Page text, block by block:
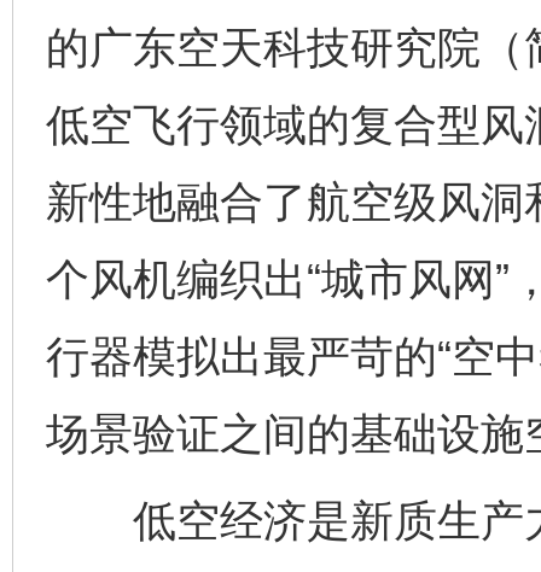
的广东空天科技研究院
低空飞行领域的复合型
新性地融合了航空级风
个风机编织出“城市风网”
行器模拟出最严苛的“空
场景验证之间的基础设施
低空经济是新质生产